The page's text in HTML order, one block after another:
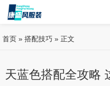
首页 » 搭配技巧 » 正文
天蓝色搭配全攻略